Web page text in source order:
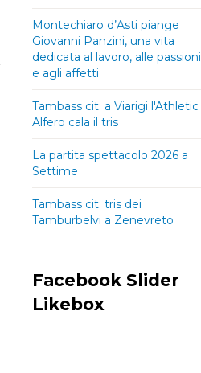
Montechiaro d’Asti piange
Giovanni Panzini, una vita
dedicata al lavoro, alle passioni
e agli affetti
Tambass cit: a Viarigi l'Athletic
Alfero cala il tris
La partita spettacolo 2026 a
Settime
Tambass cit: tris dei
Tamburbelvi a Zenevreto
Facebook Slider
Likebox